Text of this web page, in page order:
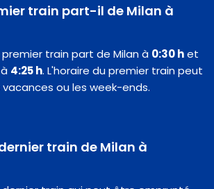
train part-il de Milan à
train part de Milan à 0:30 het
4:25 h. L'horaire du premier train peut
ou les week-ends.
train de Milan à